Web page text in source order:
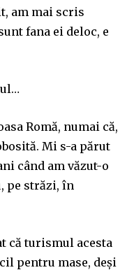
am mai scris
fana ei deloc, e
Romă, numai că,
Mi s-a părut
când am văzut-o
pe străzi, în
că turismul acesta
pentru mase, deși